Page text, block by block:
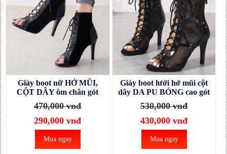
Giày boot nữ HỞ MŨI,
CỘT DÂY ôm chân gót
nhọn 10cm thanh dáng
GBN54A
470,000 vnđ
290,000 vnđ
Mua ngay
Giày boot lưới hở mũi cột
dây DA PU BÓNG cao gót
10cm mang nhảy, khiêu vũ,
dự tiệc GBN51A
530,000 vnđ
430,000 vnđ
Mua ngay